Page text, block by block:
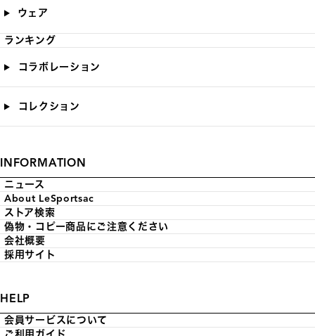
ウェア
ランキング
コラボレーション
コレクション
INFORMATION
ニュース
About LeSportsac
ストア検索
偽物・コピー商品にご注意ください
会社概要
採用サイト
HELP
会員サービスについて